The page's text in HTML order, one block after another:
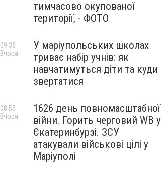
тимчасово окупованої
території, - ФОТО
У маріупольських школах
триває набір учнів: як
навчатимуться діти та куди
звертатися
09:35
Вчора
1626 день повномасштабної
війни. Горить черговий WB у
Єкатеринбурзі. ЗСУ
атакували військові цілі у
Маріуполі
08:55
Вчора